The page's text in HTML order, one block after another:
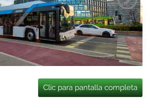
Clic para pantalla completa